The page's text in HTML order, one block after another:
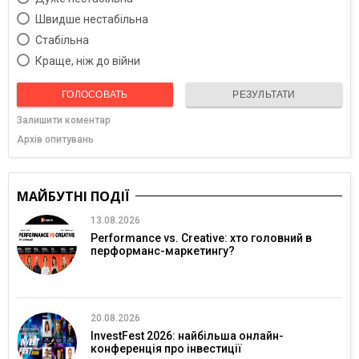
Швидше нестабільна
Cтабільна
Краще, ніж до війни
ГОЛОСОВАТЬ РЕЗУЛЬТАТИ
Залишити коментар
Архів опитувань
МАЙБУТНІ ПОДІЇ
13.08.2026
Performance vs. Creative: хто головний в
перформанс-маркетингу?
20.08.2026
InvestFest 2026: найбільша онлайн-
конференція про інвестиції